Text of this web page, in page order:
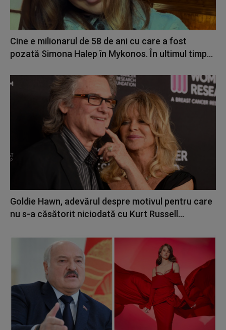
Cine e milionarul de 58 de ani cu care a fost
pozată Simona Halep în Mykonos. În ultimul timp...
Goldie Hawn, adevărul despre motivul pentru care
nu s-a căsătorit niciodată cu Kurt Russell...